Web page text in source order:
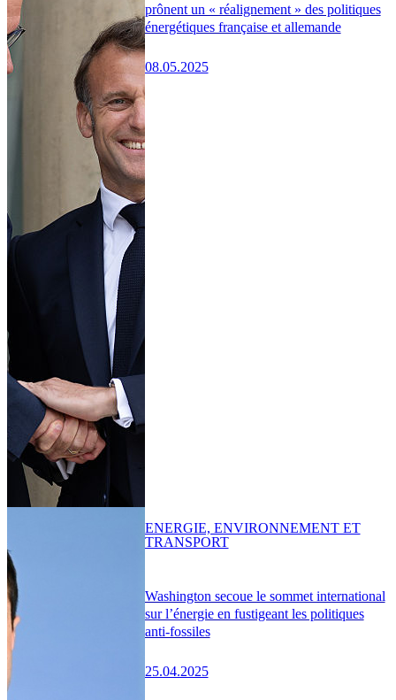
prônent un « réalignement » des politiques
énergétiques française et allemande
08.05.2025
Washington secoue le sommet international
sur l’énergie en fustigeant les politiques
anti-fossiles
25.04.2025
ENERGIE, ENVIRONNEMENT ET
TRANSPORT